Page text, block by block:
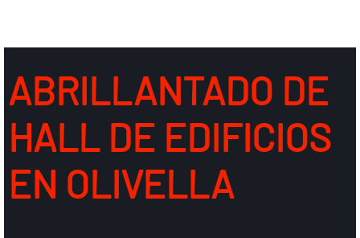
ABRILLANTADO DE
HALL DE EDIFICIOS
EN OLIVELLA